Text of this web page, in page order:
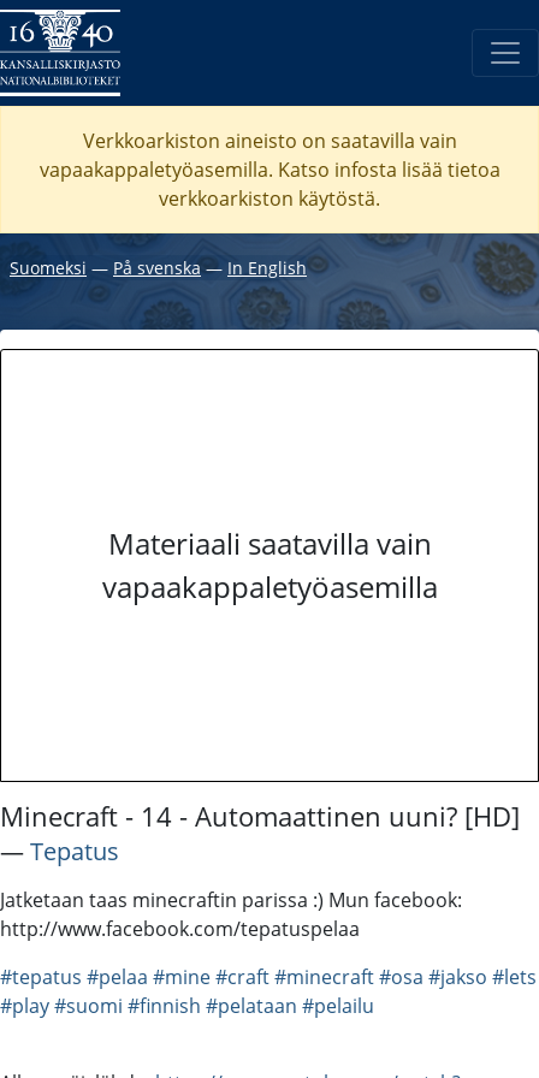
Verkkoarkiston aineisto on saatavilla vain
vapaakappaletyöasemilla. Katso infosta lisää tietoa
verkkoarkiston käytöstä.
Suomeksi ― På svenska ― In English
Materiaali saatavilla vain
vapaakappaletyöasemilla
Minecraft - 14 - Automaattinen uuni? [HD]
―Tepatus
Jatketaan taas minecraftin parissa :) Mun facebook:
http://www.facebook.com/tepatuspelaa
#tepatus #pelaa #mine#craft#minecraft#osa #jakso #lets
#play#suomi #finnish #pelataan #pelailu